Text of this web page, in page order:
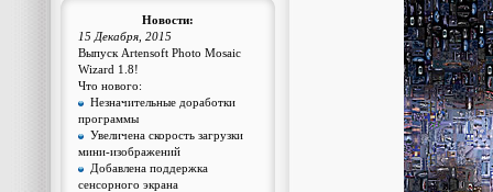
Новости:
15 Декабря, 2015
Выпуск Artensoft Photo Mosaic
Wizard 1.8!
Что нового:
Незначительные доработки
программы
Увеличена скорость загрузки
мини-изображений
Добавлена поддержка
сенсорного экрана